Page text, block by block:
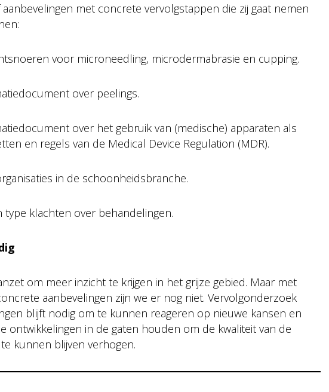
met concrete vervolgstappen die zij gaat nemen
voor microneedling, microdermabrasie en cupping.
over peelings.
over het gebruik van (medische) apparaten als
en regels van de Medical Device Regulation (MDR).
in de schoonheidsbranche.
klachten over behandelingen.
om meer inzicht te krijgen in het grijze gebied. Maar met
aanbevelingen zijn we er nog niet. Vervolgonderzoek
blijft nodig om te kunnen reageren op nieuwe kansen en
ontwikkelingen in de gaten houden om de kwaliteit van de
kunnen blijven verhogen.